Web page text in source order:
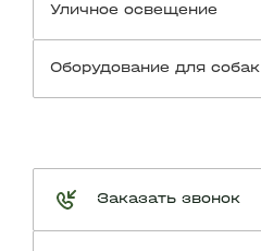
Уличное освещение
Оборудование для собак
Заказать звонок